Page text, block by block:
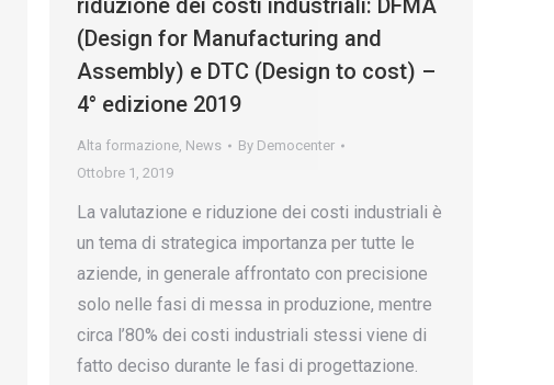
riduzione dei costi industriali: DFMA
(Design for Manufacturing and
Assembly) e DTC (Design to cost) –
4° edizione 2019
Alta formazione, News By Democenter
Ottobre 1, 2019
La valutazione e riduzione dei costi industriali è
un tema di strategica importanza per tutte le
aziende, in generale affrontato con precisione
solo nelle fasi di messa in produzione, mentre
circa l’80% dei costi industriali stessi viene di
fatto deciso durante le fasi di progettazione.